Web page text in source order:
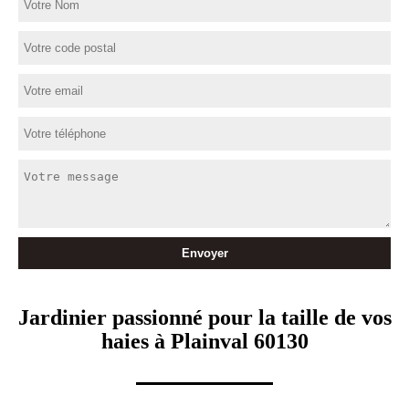
Jardinier passionné pour la taille de vos
haies à Plainval 60130